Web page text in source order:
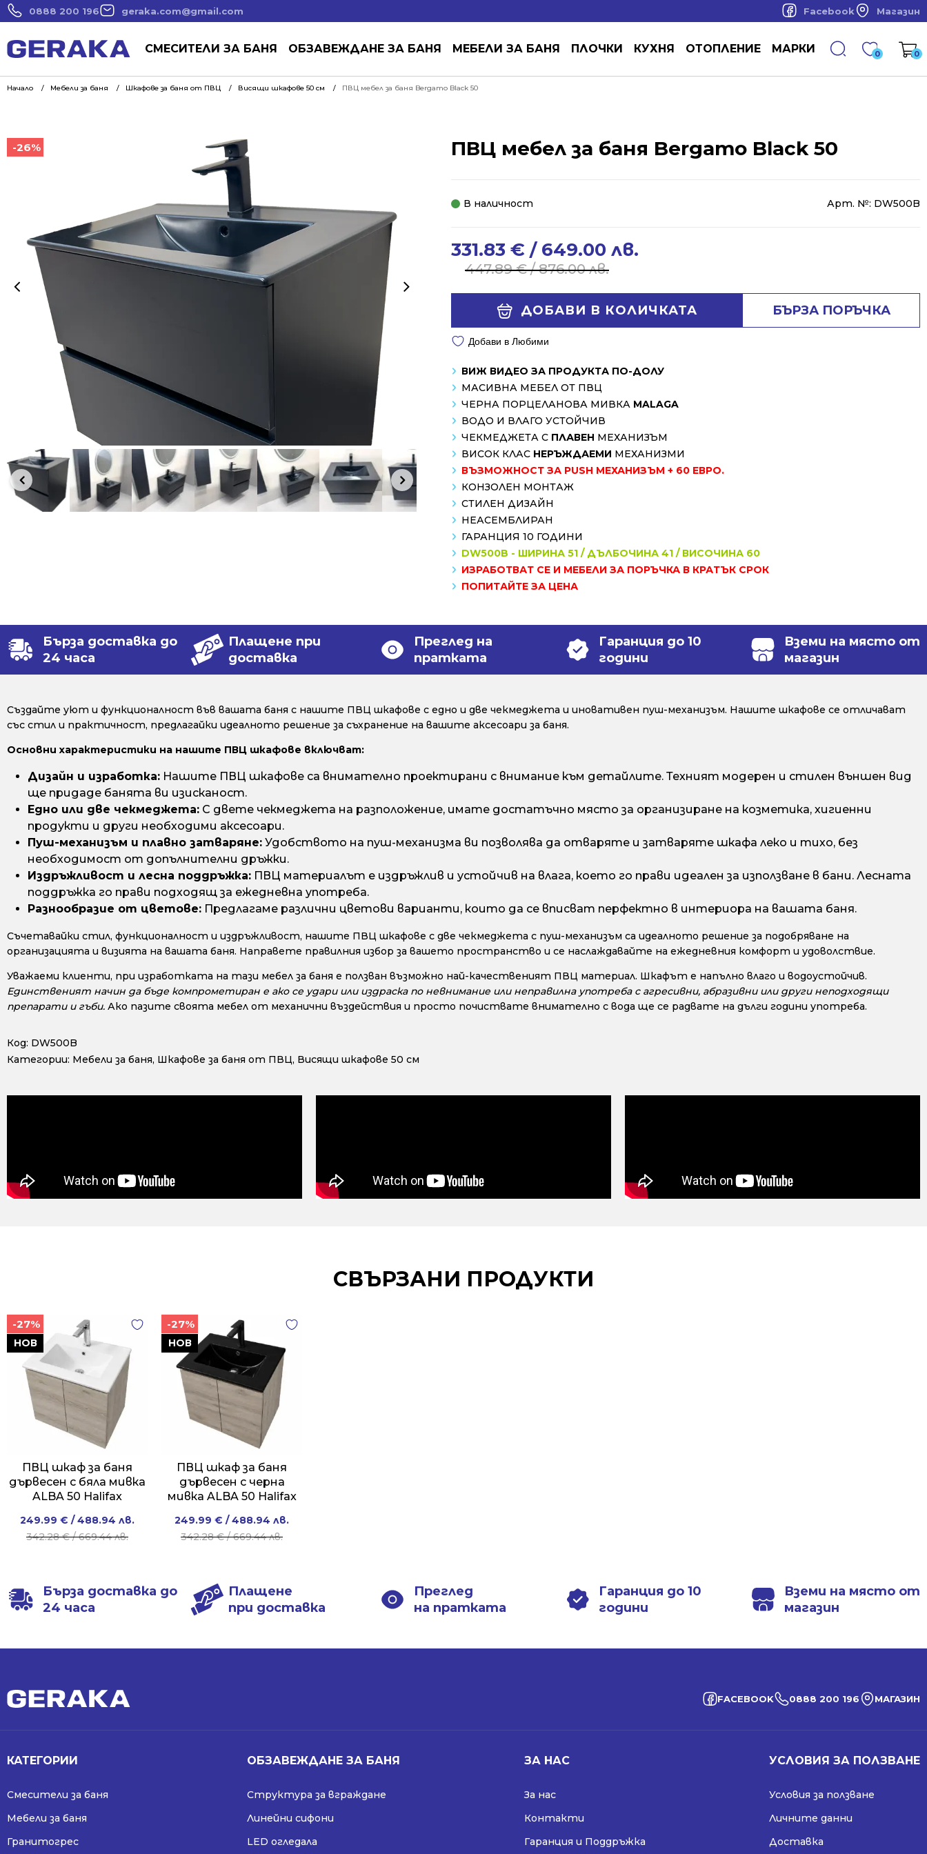
0888 200 196 geraka.com@gmail.com Facebook Магазин
СМЕСИТЕЛИ ЗА БАНЯ ОБЗАВЕЖДАНЕ ЗА БАНЯ МЕБЕЛИ ЗА БАНЯ ПЛОЧКИ КУХНЯ ОТОПЛЕНИЕ МАРКИ 0 0
Начало Мебели за баня Шкафове за баня от ПВЦ Висящи шкафове 50 см ПВЦ мебел за баня Bergamo Black 50
-26%
-26% ПВЦ мебел за баня Bergamo Black 50
В наличност Арт. №: DW500B
447.89€/ 876.00 лв.
Original
price
876.00 лв..
331.83 € / 649.00 лв.
Current
price
649.00 лв..
ДОБАВИ В КОЛИЧКАТА БЪРЗА ПОРЪЧКА
Добави в Любими
ВИЖ ВИДЕО ЗА ПРОДУКТА ПО-ДОЛУ
МАСИВНА МЕБЕЛ ОТ ПВЦ
ЧЕРНА ПОРЦЕЛАНОВА МИВКА MALAGA
ВОДО И ВЛАГО УСТОЙЧИВ
ЧЕКМЕДЖЕТА С ПЛАВЕН МЕХАНИЗЪМ
ВИСОК КЛАС НЕРЪЖДАЕМИ МЕХАНИЗМИ
ВЪЗМОЖНОСТ ЗА PUSH МЕХАНИЗЪМ + 60 ЕВРО.
КОНЗОЛЕН МОНТАЖ
СТИЛЕН ДИЗАЙН
НЕАСЕМБЛИРАН
ГАРАНЦИЯ 10 ГОДИНИ
DW500B - ШИРИНА 51 / ДЪЛБОЧИНА 41 / ВИСОЧИНА 60
ИЗРАБОТВАТ СЕ И МЕБЕЛИ ЗА ПОРЪЧКА В КРАТЪК СРОК
ПОПИТАЙТЕ ЗА ЦЕНА
Бърза доставка до
24 часа
Плащене при
доставка
Преглед на
пратката
Гаранция до 10
години
Вземи на място от
магазин
Създайте уют и функционалност във вашата баня с нашите ПВЦ шкафове с едно и две чекмеджета и иновативен пуш-механизъм. Нашите шкафове се отличават
със стил и практичност, предлагайки идеалното решение за съхранение на вашите аксесоари за баня.
Основни характеристики на нашите ПВЦ шкафове включват:
Дизайн и изработка: Нашите ПВЦ шкафове са внимателно проектирани с внимание към детайлите. Техният модерен и стилен външен вид
ще придаде банята ви изисканост.
Едно или две чекмеджета: С двете чекмеджета на разположение, имате достатъчно място за организиране на козметика, хигиенни
продукти и други необходими аксесоари.
Пуш-механизъм и плавно затваряне: Удобството на пуш-механизма ви позволява да отваряте и затваряте шкафа леко и тихо, без
необходимост от допълнителни дръжки.
Издръжливост и лесна поддръжка: ПВЦ материалът е издръжлив и устойчив на влага, което го прави идеален за използване в бани. Лесната
поддръжка го прави подходящ за ежедневна употреба.
Разнообразие от цветове: Предлагаме различни цветови варианти, които да се вписват перфектно в интериора на вашата баня.
Съчетавайки стил, функционалност и издръжливост, нашите ПВЦ шкафове с две чекмеджета с пуш-механизъм са идеалното решение за подобряване на
организацията и визията на вашата баня. Направете правилния избор за вашето пространство и се наслаждавайте на ежедневния комфорт и удоволствие.
Уважаеми клиенти, при изработката на тази мебел за баня е ползван възможно най-качественият ПВЦ материал. Шкафът е напълно влаго и водоустойчив.
Единственият начин да бъде компрометиран е ако се удари или издраска по невнимание или неправилна употреба с агресивни, абразивни или други неподходящи
препарати и гъби. Ако пазите своята мебел от механични въздействия и просто почиствате внимателно с вода ще се радвате на дълги години употреба.
Код: DW500B
Категории: Мебели за баня, Шкафове за баня от ПВЦ, Висящи шкафове 50 см
СВЪРЗАНИ ПРОДУКТИ
НОВ
-27%
ПВЦ шкаф за баня
дървесен с бяла мивка
ALBA 50 Halifax
342.28€/ 669.44 лв.
Original
price
/
669.44 лв..
249.99 € / 488.94 лв.
Current
price
/
488.94 лв..
НОВ
-27%
ПВЦ шкаф за баня
дървесен с черна
мивка ALBA 50 Halifax
342.28€/ 669.44 лв.
Original
price
/
669.44 лв..
249.99 € / 488.94 лв.
Current
price
/
488.94 лв..
Бърза доставка до
24 часа
Плащене
при доставка
Преглед
на пратката
Гаранция до 10
години
Вземи на място от
магазин
FACEBOOK 0888 200 196 МАГАЗИН
КАТЕГОРИИ
Смесители за баня
Мебели за баня
Гранитогрес
ОБЗАВЕЖДАНЕ ЗА БАНЯ
Структура за вграждане
Линейни сифони
LED огледала
ЗА НАС
За нас
Контакти
Гаранция и Поддръжка
УСЛОВИЯ ЗА ПОЛЗВАНЕ
Условия за ползване
Личните данни
Доставка